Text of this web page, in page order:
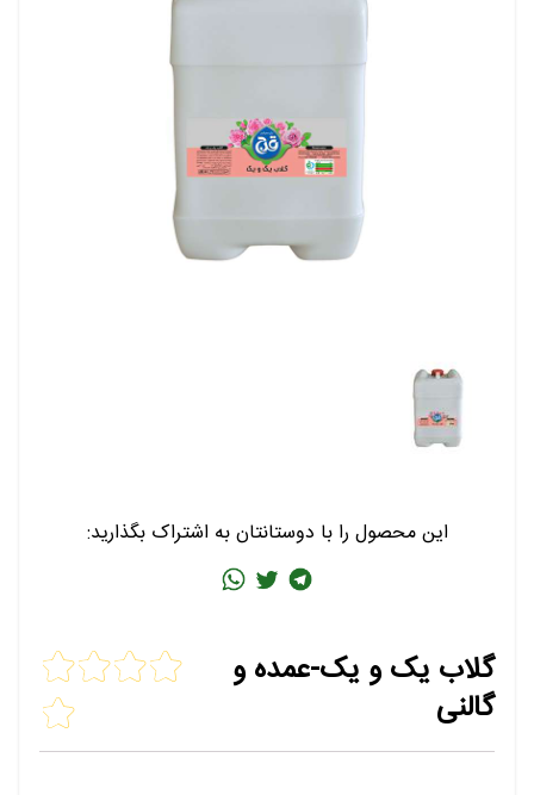
این محصول را با دوستانتان به اشتراک بگذارید:
گلاب یک و یک-عمده و
گالنی